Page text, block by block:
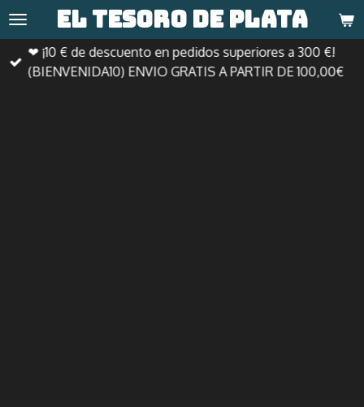
Ir
al
contenido
principal
El tesoro de plata
❤ ¡10 € de descuento en pedidos superiores a 300 €!
(BIENVENIDA10) ENVIO GRATIS A PARTIR DE 100,00€